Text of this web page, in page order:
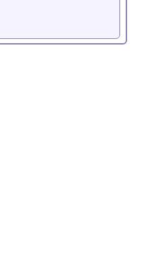
Просвещения,